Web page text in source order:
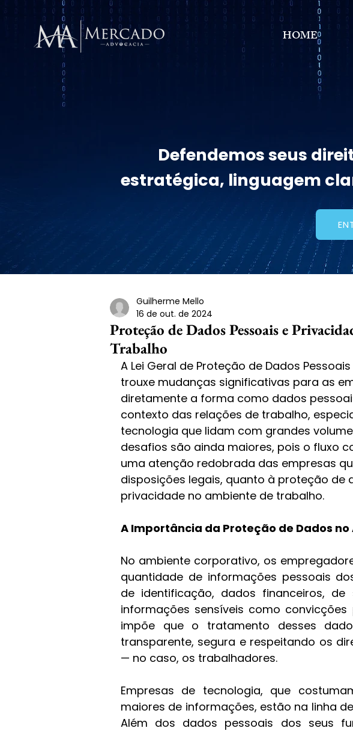
HOME
Defendemos seus
estratégica, linguagem
Proteção de Dados Pessoais e
Trabalho
Guilherme Mello
16 de out. de 2024
A Lei Geral de Proteção de Dados Pessoais
trouxe mudanças significativas para as
diretamente a forma como dados
contexto das relações de trabalho,
tecnologia que lidam com grandes
desafios são ainda maiores, pois o fluxo
uma atenção redobrada das empresas
disposições legais, quanto à proteção de
privacidade no ambiente de trabalho.
A Importância da Proteção de Dados
No ambiente corporativo, os
quantidade de informações pessoais
de identificação, dados financeiros,
informações sensíveis como convicções
impõe que o tratamento desses
transparente, segura e respeitando os
— no caso, os trabalhadores.
Empresas de tecnologia, que
maiores de informações, estão na linha
Além dos dados pessoais dos seus